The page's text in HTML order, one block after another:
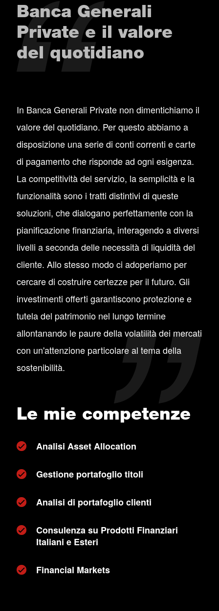
Banca Generali
Private e il valore
del quotidiano
In Banca Generali Private non dimentichiamo il
valore del quotidiano. Per questo abbiamo a
disposizione una serie di conti correnti e carte
di pagamento che risponde ad ogni esigenza.
La competitività del servizio, la semplicità e la
funzionalità sono i tratti distintivi di queste
soluzioni, che dialogano perfettamente con la
pianificazione finanziaria, interagendo a diversi
livelli a seconda delle necessità di liquidità del
cliente. Allo stesso modo ci adoperiamo per
cercare di costruire certezze per il futuro. Gli
investimenti offerti garantiscono protezione e
tutela del patrimonio nel lungo termine
allontanando le paure della volatilità dei mercati
con un'attenzione particolare al tema della
sostenibilità.
Le mie competenze
Analisi Asset Allocation
Gestione portafoglio titoli
Analisi di portafoglio clienti
Consulenza su Prodotti Finanziari
Italiani e Esteri
Financial Markets